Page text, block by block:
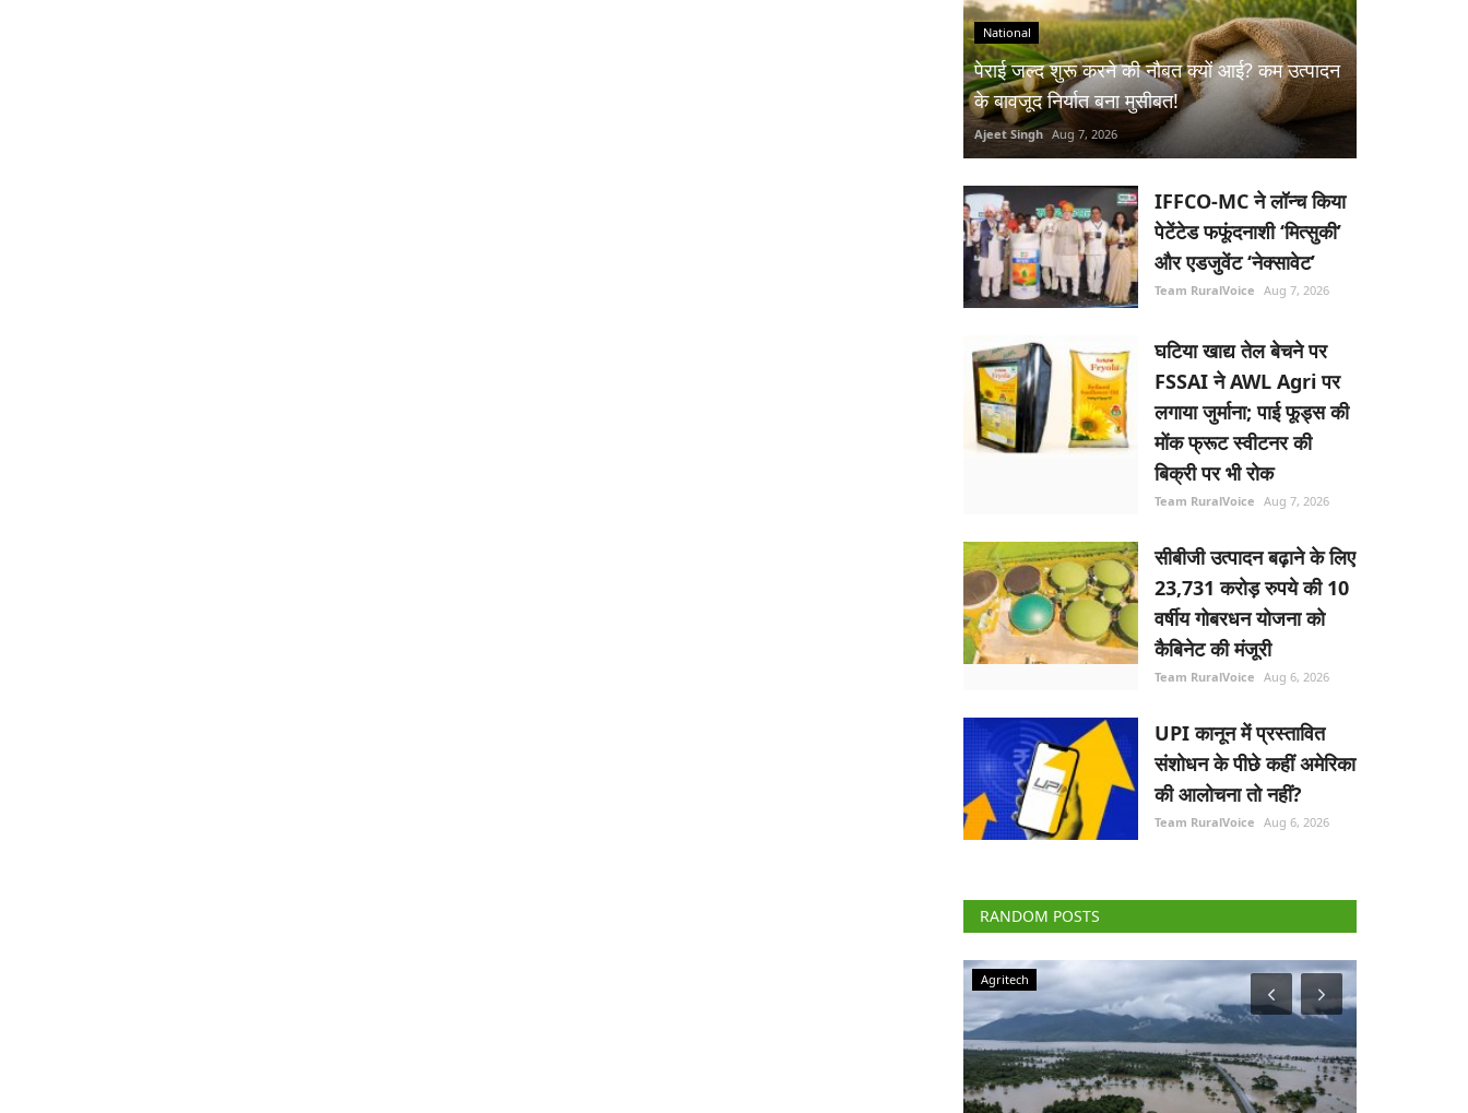
National
पेराई जल्द शुरू करने की नौबत क्यों आई? कम उत्पादन
के बावजूद निर्यात बना मुसीबत!
Ajeet Singh Aug 7, 2026
IFFCO-MC ने लॉन्च किया
पेटेंटेड फफूंदनाशी ‘मित्सुकी’
और एडजुवेंट ‘नेक्सावेट’
Team RuralVoice Aug 7, 2026
घटिया खाद्य तेल बेचने पर
FSSAI ने AWL Agri पर
लगाया जुर्माना; पाई फूड्स की
मोंक फ्रूट स्वीटनर की
बिक्री पर भी रोक
Team RuralVoice Aug 7, 2026
सीबीजी उत्पादन बढ़ाने के लिए
23,731 करोड़ रुपये की 10
वर्षीय गोबरधन योजना को
कैबिनेट की मंजूरी
Team RuralVoice Aug 6, 2026
UPI कानून में प्रस्तावित
संशोधन के पीछे कहीं अमेरिका
की आलोचना तो नहीं?
Team RuralVoice Aug 6, 2026
RANDOM POSTS
Agriculture Conclave and NACOF Awards 2022